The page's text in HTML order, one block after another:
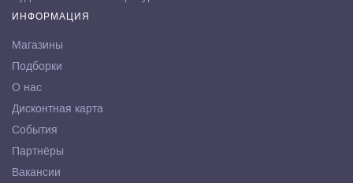
ИНФОРМАЦИЯ
Магазины
Подборки
О нас
Дисконтная карта
События
Партнёры
Вакансии